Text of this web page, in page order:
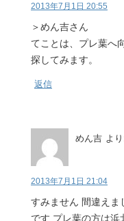
2013年7月1日 20:55
＞めん吉さん
てことは、プレ葉へ
探してみます。
返信
めん吉 よ
2013年7月1日 21:04
すみません 間違えま
です プレ葉の方は浜